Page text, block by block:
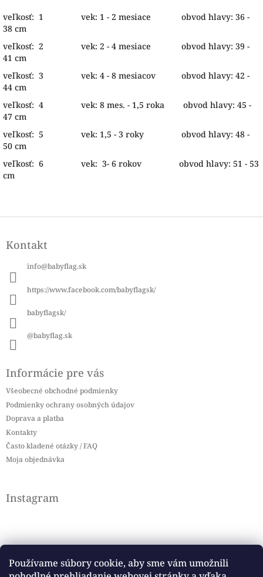
Používame súbory cookie, aby sme vám umožnili
veľkosť: 1 vek: 1 - 2 mesiace obvod hlavy: 36 -
38 cm
veľkosť: 2 vek: 2 - 4 mesiace obvod hlavy: 39 -
41 cm
veľkosť: 3 vek: 4 - 8 mesiacov obvod hlavy: 42 -
44 cm
veľkosť: 4 vek: 8 mes. - 1,5 roka obvod hlavy: 45 -
47 cm
veľkosť: 5 vek: 1,5 - 3 roky obvod hlavy: 48 -
50 cm
veľkosť: 6 vek: 3- 6 rokov obvod hlavy: 51 - 53
cm
pKontakt
info@babyflag.sk
https://www.facebook.com/babyflagsk/
babyflagsk/
@babyflag.sk
Informácie pre vás
Všeobecné obchodné podmienky
Podmienky ochrany osobných údajov
Doprava a platba
Kontakty
Často kladené otázky / FAQ
Moja objednávka
Instagram